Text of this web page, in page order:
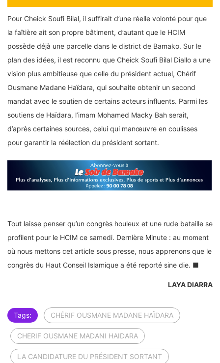
Pour Cheick Soufi Bilal, il suffirait d’une réelle volonté pour que
la faîtière ait son propre bâtiment, d’autant que le HCIM
possède déjà une parcelle dans le district de Bamako. Sur le
plan des idées, il est reconnu que Cheick Soufi Bilal Diallo a une
vision plus ambitieuse que celle du président actuel, Chérif
Ousmane Madane Haïdara, qui souhaite obtenir un second
mandat avec le soutien de certains acteurs influents. Parmi les
soutiens de Haïdara, l’imam Mohamed Macky Bah serait,
d’après certaines sources, celui qui manœuvre en coulisses
pour garantir la réélection du président sortant.
Tout laisse penser qu’un congrès houleux et une rude bataille se
profilent pour le HCIM ce samedi. Dernière Minute : au moment
où nous mettons cet article sous presse, nous apprenons que le
congrès du Haut Conseil Islamique a été reporté sine die. ■
LAYA DIARRA
Tags: CHÉRIF OUSMANE MADANE HAÏDARA
CHERIF OUSMANE MADANI HAIDARA
LA CANDIDATURE DU PRÉSIDENT SORTANT